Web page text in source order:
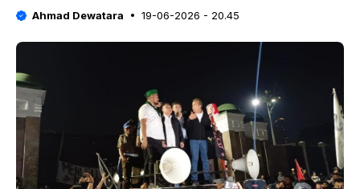
Ahmad Dewatara 19-06-2026 - 20.45